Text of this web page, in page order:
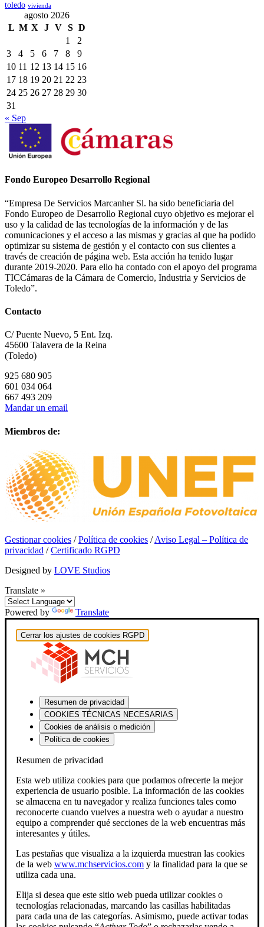
toledo vivienda
agosto 2026
L M X J V S D
1
2
3
4 5 6 7 8
9
10 11 12 13 14 15 16
17 18 19 20 21 22 23
24 25 26 27 28 29 30
31
« Sep
Fondo Europeo Desarrollo Regional
“Empresa De Servicios Marcanher Sl. ha sido beneficiaria del
Fondo Europeo de Desarrollo Regional cuyo objetivo es mejorar el
uso y la calidad de las tecnologías de la información y de las
comunicaciones y el acceso a las mismas y gracias al que ha podido
optimizar su sistema de gestión y el contacto con sus clientes a
través de creación de página web. Esta acción ha tenido lugar
durante 2019-2020. Para ello ha contado con el apoyo del programa
TICCámaras de la Cámara de Comercio, Industria y Servicios de
Toledo”.
Contacto
C/ Puente Nuevo, 5 Ent. Izq.
45600 Talavera de la Reina
(Toledo)
925 680 905
601 034 064
667 493 209
Mandar un email
Miembros de:
Gestionar cookies /Política de cookies /Aviso Legal – Política de
privacidad /Certificado RGPD
Designed by LOVE Studios
Translate »
Powered by Translate
Cerrar los ajustes de cookies RGPD
Resumen de privacidad
COOKIES TÉCNICAS NECESARIAS
Cookies de análisis o medición
Política de cookies
Resumen de privacidad
Esta web utiliza cookies para que podamos ofrecerte la mejor
experiencia de usuario posible. La información de las cookies
se almacena en tu navegador y realiza funciones tales como
reconocerte cuando vuelves a nuestra web o ayudar a nuestro
equipo a comprender qué secciones de la web encuentras más
interesantes y útiles.
Las pestañas que visualiza a la izquierda muestran las cookies
de la web www.mchservicios.com y la finalidad para la que se
utiliza cada una.
Elija si desea que este sitio web pueda utilizar cookies o
tecnologías relacionadas, marcando las casillas habilitadas
para cada una de las categorías. Asimismo, puede activar todas